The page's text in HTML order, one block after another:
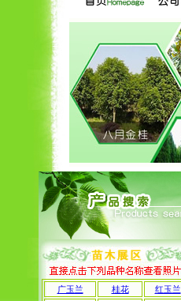
广玉兰 桂花
红玉兰